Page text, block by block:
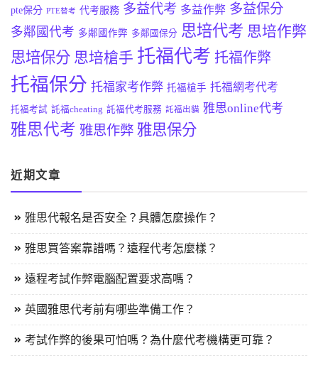
pte保分 PTE替考 代考服務 多益代考 多益作弊 多益保分
多鄰國代考 多鄰國作弊 多鄰國保分 思培代考 思培作弊
思培保分 思培槍手 托福代考 托福作弊
托福保分 托福家考作弊 托福槍手 托福網考代考
托福考試 託福cheating 託福代考服務 託福出貓 雅思online代考
雅思代考 雅思作弊 雅思保分
近期文章
雅思代報名是否安全？具體怎麼操作？
雅思買答案靠譜嗎？遠程代考怎麼樣？
遠程考試作弊電腦配置要求高嗎？
英國雅思代考前有哪些準備工作？
考試作弊的後果可怕嗎？為什麼代考機構更可靠？